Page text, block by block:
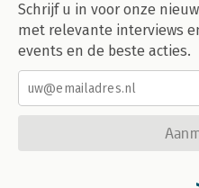
Schrijf u in voor onze
met relevante interviews
events en de beste acties.